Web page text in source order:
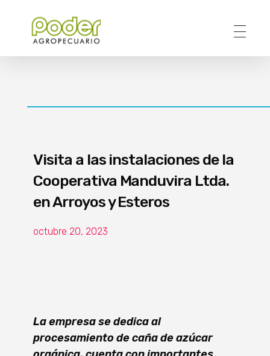
Visita a las instalaciones de la
Cooperativa Manduvira Ltda.
en Arroyos y Esteros
octubre 20, 2023
La empresa se dedica al
procesamiento de caña de azúcar